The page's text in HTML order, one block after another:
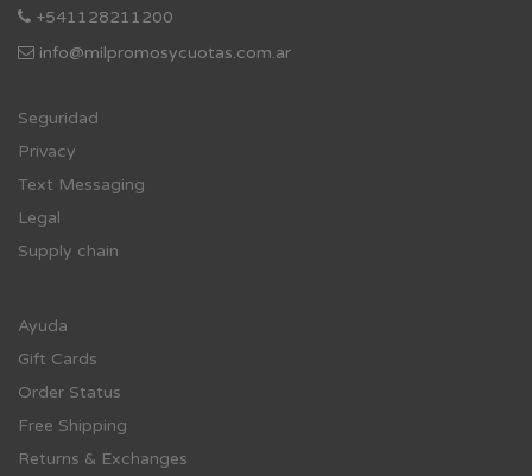
+541128211200
info@milpromosycuotas.com.ar
Seguridad
Privacy
Text Messaging
Legal
Supply chain
Ayuda
Gift Cards
Order Status
Free Shipping
Returns & Exchanges